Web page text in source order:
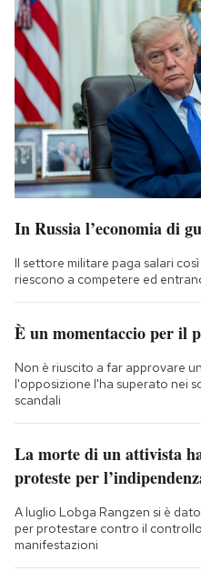
In Russia l’economia di
Il settore militare paga salari
riescono a competere ed
È un momentaccio per il
Non è riuscito a far approvare
l'opposizione l'ha superato nei
scandali
La morte di un attivista
proteste per
A luglio Lobga Rangzen si è
per protestare contro il
manifestazioni